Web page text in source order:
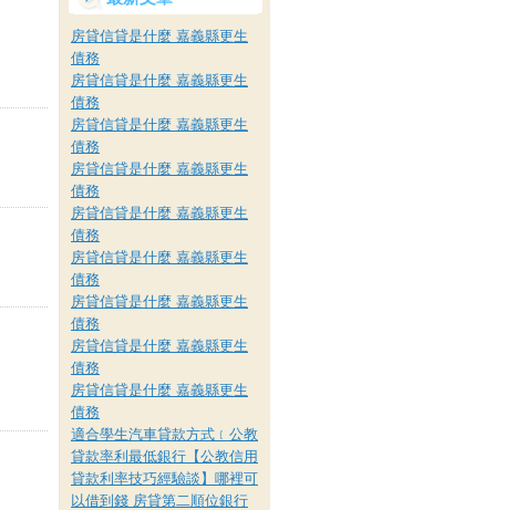
房貸信貸是什麼 嘉義縣更生
債務
房貸信貸是什麼 嘉義縣更生
債務
房貸信貸是什麼 嘉義縣更生
債務
房貸信貸是什麼 嘉義縣更生
債務
房貸信貸是什麼 嘉義縣更生
債務
房貸信貸是什麼 嘉義縣更生
債務
房貸信貸是什麼 嘉義縣更生
債務
房貸信貸是什麼 嘉義縣更生
債務
房貸信貸是什麼 嘉義縣更生
債務
適合學生汽車貸款方式﹝公教
貸款率利最低銀行【公教信用
貸款利率技巧經驗談】哪裡可
以借到錢 房貸第二順位銀行